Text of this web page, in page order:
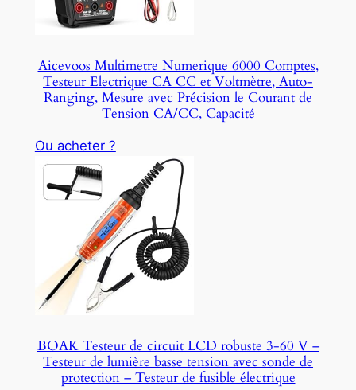
Aicevoos Multimetre Numerique 6000 Comptes,
Testeur Electrique CA CC et Voltmètre, Auto-
Ranging, Mesure avec Précision le Courant de
Tension CA/CC, Capacité
Ou acheter ?
BOAK Testeur de circuit LCD robuste 3-60 V –
Testeur de lumière basse tension avec sonde de
protection – Testeur de fusible électrique